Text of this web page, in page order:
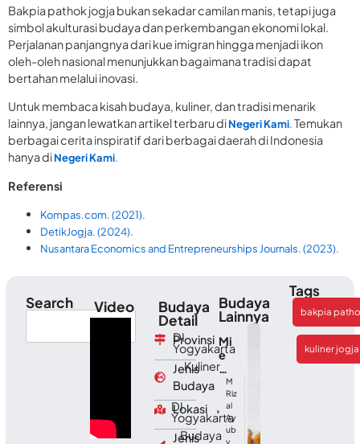
Bakpia pathok jogja bukan sekadar camilan manis, tetapi juga
simbol akulturasi budaya dan perkembangan ekonomi lokal.
Perjalanan panjangnya dari kue imigran hingga menjadi ikon
oleh-oleh nasional menunjukkan bagaimana tradisi dapat
bertahan melalui inovasi.
Untuk membaca kisah budaya, kuliner, dan tradisi menarik
lainnya, jangan lewatkan artikel terbaru diNegeri Kami.Temukan
berbagai cerita inspiratif dari berbagai daerah di Indonesia
hanya diNegeri Kami.
Referensi
Kompas.com. (2021).
DetikJogja. (2024).
Nusantara Economics and Entrepreneurships Journals. (2023).
Search Video Budaya
Detail
Provinsi
DI
Yogyakarta
Jenis
Budaya
Kuliner
Lokasi
DI
Yogyakarta
Jenis
Budaya
Budaya
Lainnya
Mi
e
Kh
as
Ac
eh
:
Cit
M
Riz
al
Ay
ub
y
Tags
bakpia
,
kuliner jogja